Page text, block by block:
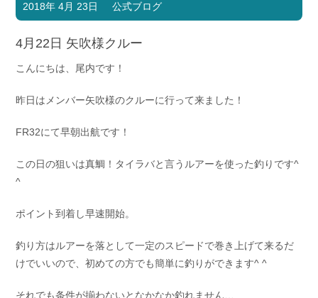
マリンライフを堪能したい！
ボート免許
長年の実績と信頼！
Shop Info.
お問い合わせ
Contact us
採用情報 リンク集
2018年 4月 23日 公式ブログ
4月22日 矢吹様クルー
こんにちは、尾内です！
昨日はメンバー矢吹様のクルーに行って来ました！
FR32にて早朝出航です！
この日の狙いは真鯛！タイラバと言うルアーを使った釣りです^
^
ポイント到着し早速開始。
釣り方はルアーを落として一定のスピードで巻き上げて来るだ
けでいいので、初めての方でも簡単に釣りができます^ ^
それでも条件が揃わないとなかなか釣れません…